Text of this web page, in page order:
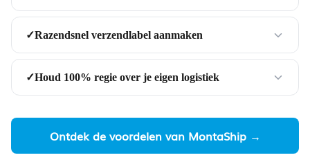
✓Razendsnel verzendlabel aanmaken
✓Houd 100% regie over je eigen logistiek
Ontdek de voordelen van MontaShip →